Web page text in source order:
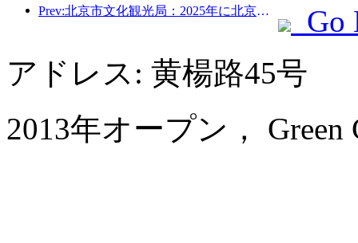
Prev:北京市文化観光局：2025年に北京市を訪れた観光客は548万人で、前年比39％増加した。
Go
アドレス: 黄楊路45号
2013年オープン， Green